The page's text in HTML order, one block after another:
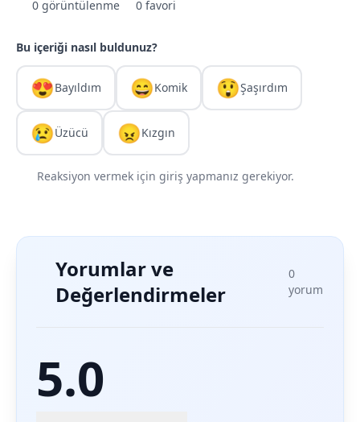
0 görüntülenme 0 favori
Bu içeriği nasıl buldunuz?
😍Bayıldım 😄Komik 😲Şaşırdım
😢Üzücü 😠Kızgın
Reaksiyon vermek için giriş yapmanız gerekiyor.
Yorumlar ve
Değerlendirmeler
0
yorum
5.0